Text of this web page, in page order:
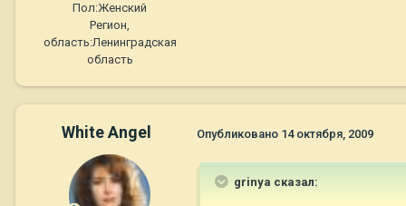
Пол:Женский
Регион,
область:Ленинградская
область
White Angel Опубликовано 14 октября, 2009
grinya сказал: